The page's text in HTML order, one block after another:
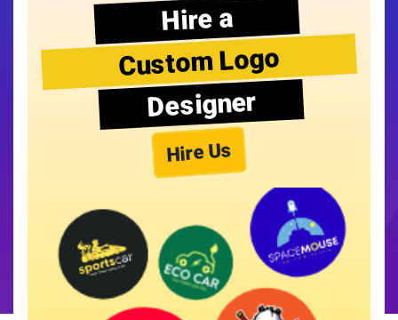
Hire a
Custom Logo
Designer
Hire Us